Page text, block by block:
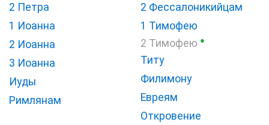
2 Петра
1 Иоанна
2 Иоанна
3 Иоанна
Иуды
Римлянам
2 Фессалоникийцам
1 Тимофею
2 Тимофею ●
Титу
Филимону
Евреям
Откровение